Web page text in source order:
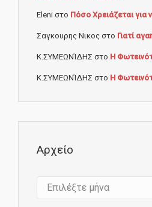
Eleni στο Πόσο Χρειάζεται για
Σαγκουρης Νικος στο Γιατί
Κ.ΣΥΜΕΩΝΊΔΗΣ στο Η
Κ.ΣΥΜΕΩΝΊΔΗΣ στο Η
Αρχείο